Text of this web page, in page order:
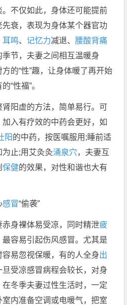
不仅如此，身体还可能提前
先衰，表现为身体某个器官功
耳鸣、记忆力减退、 腰酸背痛
节，夫妻之间相互温暖身
的“性”趣，让身体暖了再开始
“性福”。
阳虚的方法，简单易行。可
加入有疗效的中药会更好，如
阳的中药，按医嘱服用;睡前适
为止;用艾灸灸涌泉穴，夫妻互
保健的效果，对性和谐也大有
感冒“偷袭”
身裸体易受凉，同时精泄疲
最容易引起伤风感冒。尤其是
易忽视保暖，有的人全身出
受凉感冒病程会较长，对身
在冬季夫妻过性生活时，一定
内准备空调或电暖气，把室